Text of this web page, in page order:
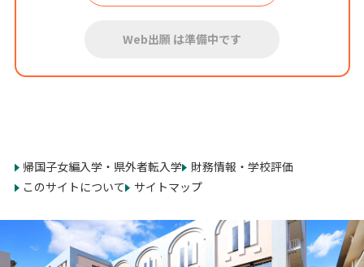
Web出願 は準備中です
帰国子女編入学・県外者転入学
財務情報・学校評価
このサイトについて
サイトマップ